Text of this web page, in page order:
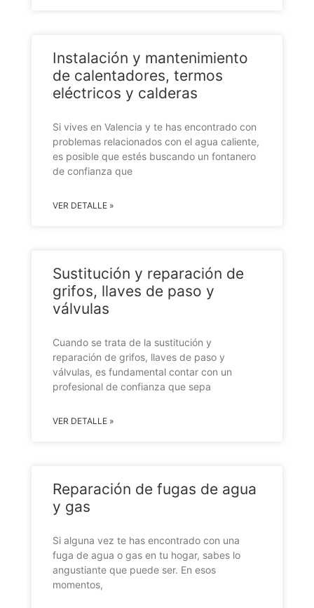
Instalación y mantenimiento
de calentadores, termos
eléctricos y calderas
Si vives en Valencia y te has encontrado con
problemas relacionados con el agua caliente,
es posible que estés buscando un fontanero
de confianza que
VER DETALLE »
Sustitución y reparación de
grifos, llaves de paso y
válvulas
Cuando se trata de la sustitución y
reparación de grifos, llaves de paso y
válvulas, es fundamental contar con un
profesional de confianza que sepa
VER DETALLE »
Reparación de fugas de agua
y gas
Si alguna vez te has encontrado con una
fuga de agua o gas en tu hogar, sabes lo
angustiante que puede ser. En esos
momentos,